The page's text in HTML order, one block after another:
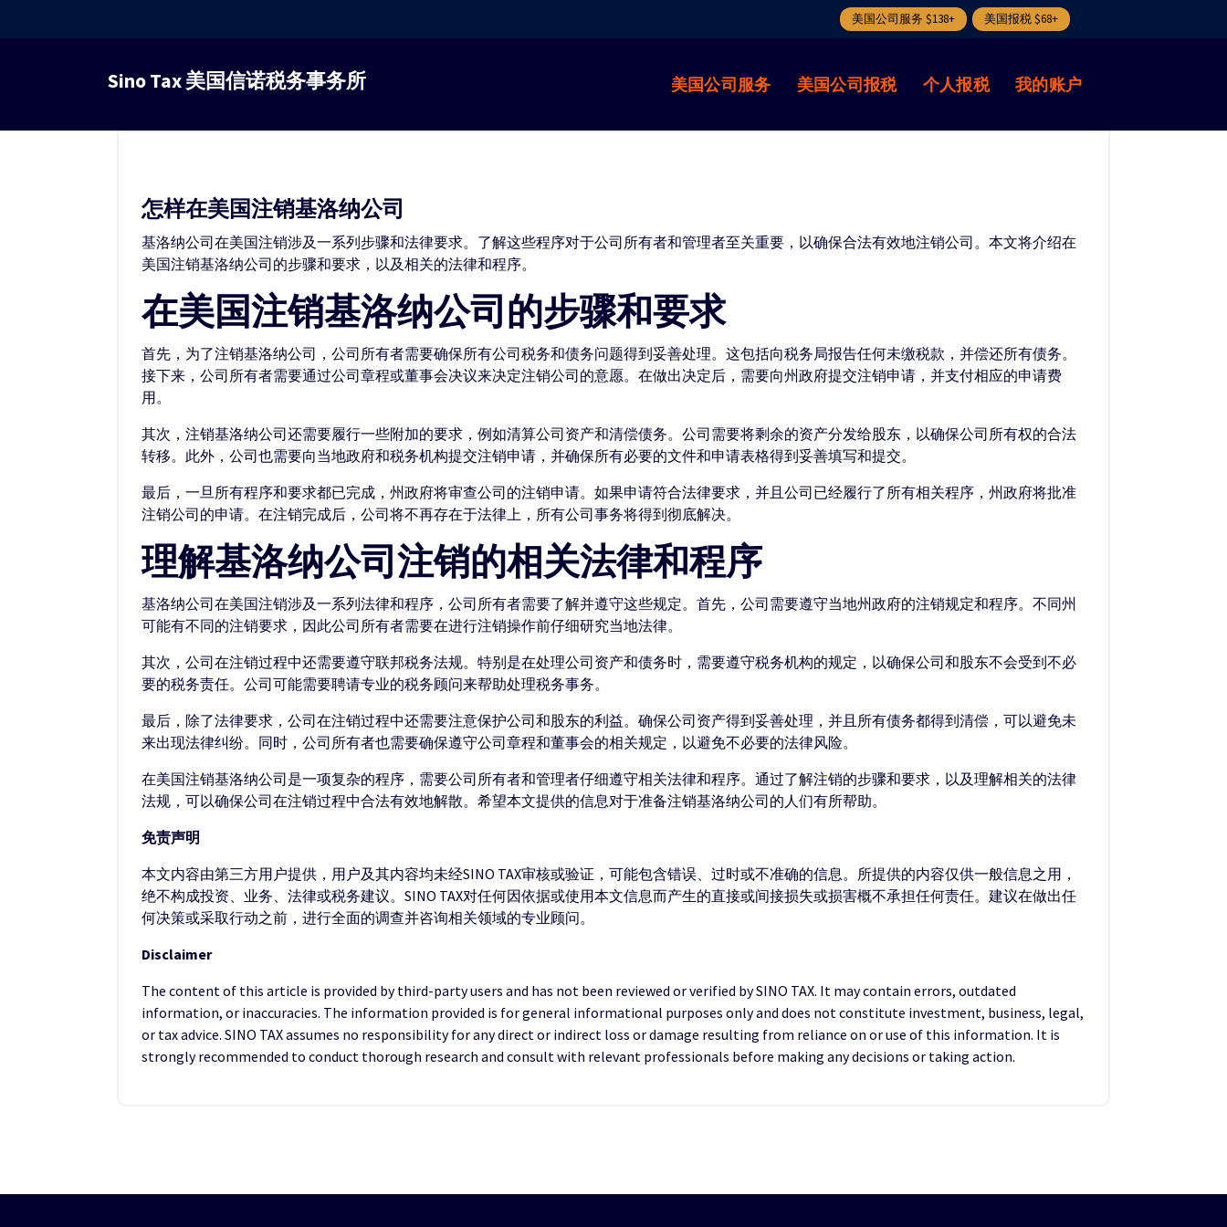
美国公司服务 $138+ 美国报税 $68+
容
Sino Tax 美国信诺税务事务所 美国公司服务 美国公司报税 个人报税 我的账户
怎样在美国注销基洛纳公司
基洛纳公司在美国注销涉及一系列步骤和法律要求。了解这些程序对于公司所有者和管理者至关重要，以确保合法有效地注销公司。本文将介绍在
美国注销基洛纳公司的步骤和要求，以及相关的法律和程序。
在美国注销基洛纳公司的步骤和要求
首先，为了注销基洛纳公司，公司所有者需要确保所有公司税务和债务问题得到妥善处理。这包括向税务局报告任何未缴税款，并偿还所有债务。
接下来，公司所有者需要通过公司章程或董事会决议来决定注销公司的意愿。在做出决定后，需要向州政府提交注销申请，并支付相应的申请费
用。
其次，注销基洛纳公司还需要履行一些附加的要求，例如清算公司资产和清偿债务。公司需要将剩余的资产分发给股东，以确保公司所有权的合法
转移。此外，公司也需要向当地政府和税务机构提交注销申请，并确保所有必要的文件和申请表格得到妥善填写和提交。
最后，一旦所有程序和要求都已完成，州政府将审查公司的注销申请。如果申请符合法律要求，并且公司已经履行了所有相关程序，州政府将批准
注销公司的申请。在注销完成后，公司将不再存在于法律上，所有公司事务将得到彻底解决。
理解基洛纳公司注销的相关法律和程序
基洛纳公司在美国注销涉及一系列法律和程序，公司所有者需要了解并遵守这些规定。首先，公司需要遵守当地州政府的注销规定和程序。不同州
可能有不同的注销要求，因此公司所有者需要在进行注销操作前仔细研究当地法律。
其次，公司在注销过程中还需要遵守联邦税务法规。特别是在处理公司资产和债务时，需要遵守税务机构的规定，以确保公司和股东不会受到不必
要的税务责任。公司可能需要聘请专业的税务顾问来帮助处理税务事务。
最后，除了法律要求，公司在注销过程中还需要注意保护公司和股东的利益。确保公司资产得到妥善处理，并且所有债务都得到清偿，可以避免未
来出现法律纠纷。同时，公司所有者也需要确保遵守公司章程和董事会的相关规定，以避免不必要的法律风险。
在美国注销基洛纳公司是一项复杂的程序，需要公司所有者和管理者仔细遵守相关法律和程序。通过了解注销的步骤和要求，以及理解相关的法律
法规，可以确保公司在注销过程中合法有效地解散。希望本文提供的信息对于准备注销基洛纳公司的人们有所帮助。
免责声明
本文内容由第三方用户提供，用户及其内容均未经SINO TAX审核或验证，可能包含错误、过时或不准确的信息。所提供的内容仅供一般信息之用，
绝不构成投资、业务、法律或税务建议。SINO TAX对任何因依据或使用本文信息而产生的直接或间接损失或损害概不承担任何责任。建议在做出任
何决策或采取行动之前，进行全面的调查并咨询相关领域的专业顾问。
Disclaimer
The content of this article is provided by third-party users and has not been reviewed or verified by SINO TAX. It may contain errors, outdated
information, or inaccuracies. The information provided is for general informational purposes only and does not constitute investment, business, legal,
or tax advice. SINO TAX assumes no responsibility for any direct or indirect loss or damage resulting from reliance on or use of this information. It is
strongly recommended to conduct thorough research and consult with relevant professionals before making any decisions or taking action.